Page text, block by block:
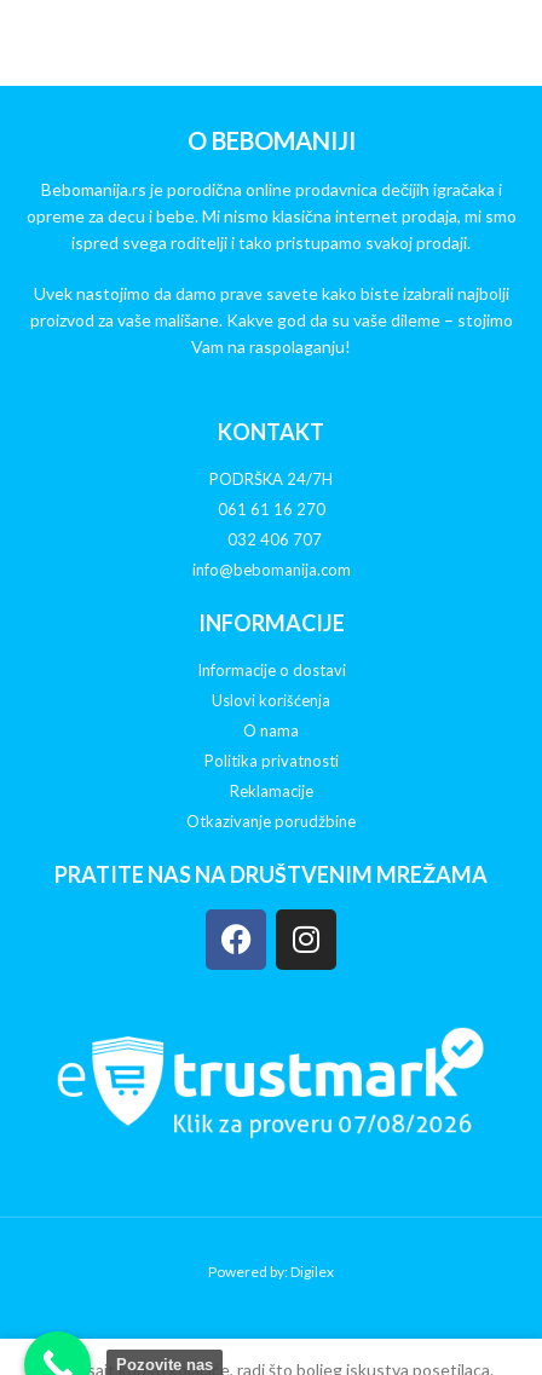
O BEBOMANIJI
Bebomanija.rs je porodična online prodavnica dečijih igračaka i
opreme za decu i bebe. Mi nismo klasična internet prodaja, mi smo
ispred svega roditelji i tako pristupamo svakoj prodaji.
Uvek nastojimo da damo prave savete kako biste izabrali najbolji
proizvod za vaše mališane. Kakve god da su vaše dileme – stojimo
Vam na raspolaganju!
KONTAKT
PODRŠKA 24/7H
061 61 16 270
032 406 707
info@bebomanija.com
INFORMACIJE
Informacije o dostavi
Uslovi korišćenja
O nama
Politika privatnosti
Reklamacije
Otkazivanje porudžbine
PRATITE NAS NA DRUŠTVENIM MREŽAMA
Powered by: Digilex
Ovaj sajt koristi kolačiće, radi što boljeg iskustva posetilaca.
Sklopivi tricikl
Comfort Travel TS-
Pozovite nas
Copy Verify Installation